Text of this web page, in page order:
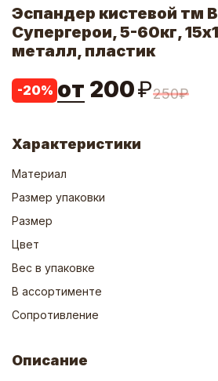
Эспандер кистевой тм
Супергерои, 5-60кг,
металл, пластик
-20% от 200₽250₽
Характеристики
Материал
Размер упаковки
Размер
Цвет
Вес в упаковке
В ассортименте
Сопротивление
Описание